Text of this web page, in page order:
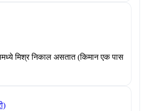
मिश्र निकाल असतात (किमान एक पास